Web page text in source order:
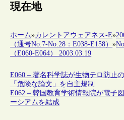
現在地
ホーム»カレントアウェアネス-E»
（通号No.7-No.28：E038-E158）»
（E060-E064） 2003.03.19
E060 – 著名科学誌が生物テロ防止
「危険な論文」を自主規制
E062 – 韓国教育学術情報院が電子
ーシアムを結成